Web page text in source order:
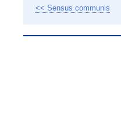
<< Sensus communis